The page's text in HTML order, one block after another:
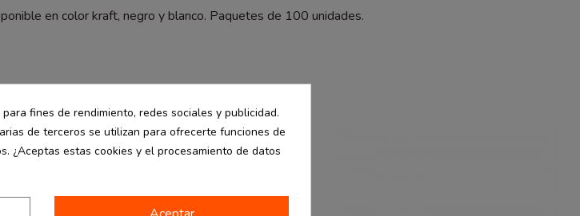
en color kraft, negro y blanco. Paquetes de 100 unidades.
fines de rendimiento, redes sociales y publicidad.
de terceros se utilizan para ofrecerte funciones de
¿Aceptas estas cookies y el procesamiento de datos